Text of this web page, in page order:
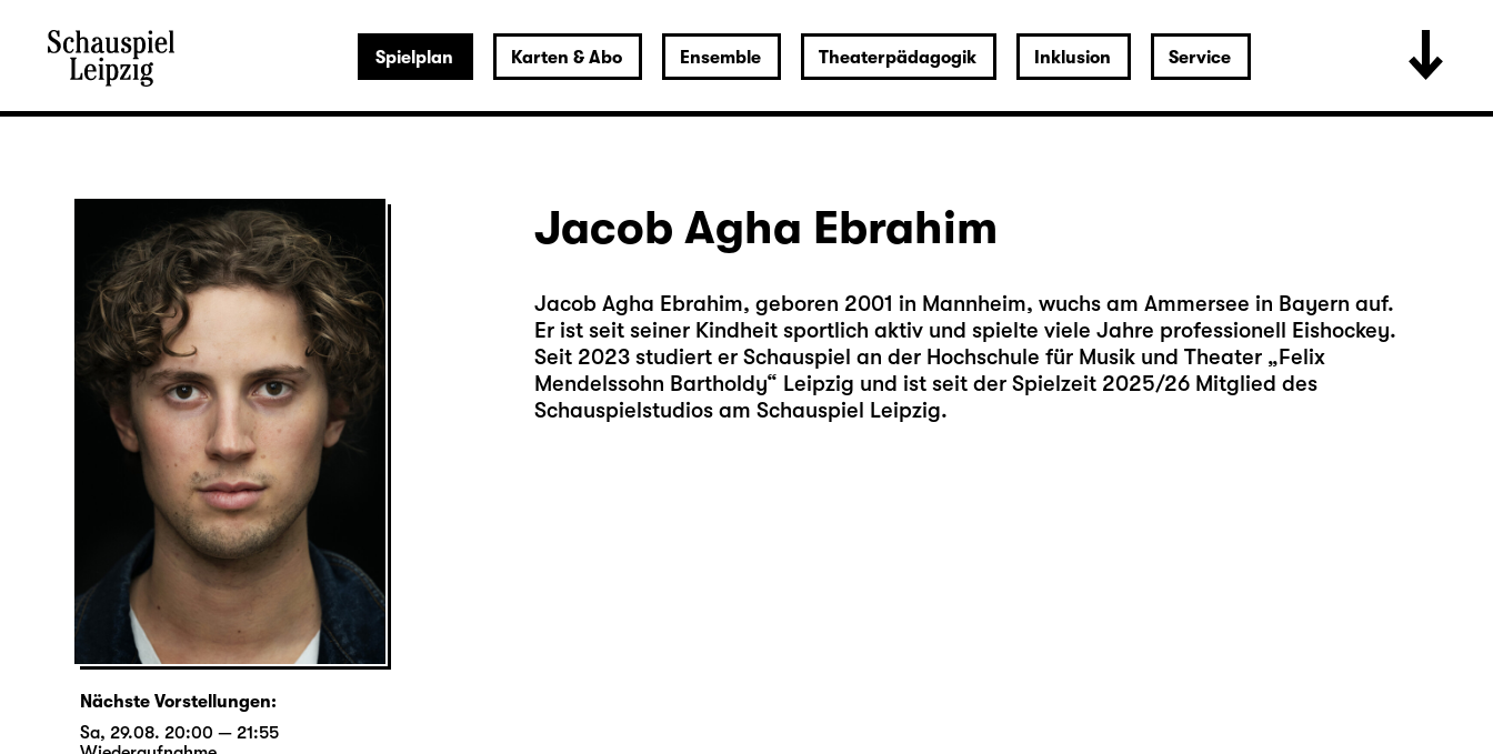
Spielplan Karten & Abo Ensemble Theaterpädagogik Inklusion Service
Jacob Agha Ebrahim
Jacob Agha Ebrahim, geboren 2001 in Mannheim, wuchs am Ammersee in Bayern auf.
Er ist seit seiner Kindheit sportlich aktiv und spielte viele Jahre professionell Eishockey.
Seit 2023 studiert er Schauspiel an der Hochschule für Musik und Theater „Felix
Mendelssohn Bartholdy“ Leipzig und ist seit der Spielzeit 2025/26 Mitglied des
Schauspielstudios am Schauspiel Leipzig.
Nächste Vorstellungen:
Sa, 29.08. 20:00 — 21:55